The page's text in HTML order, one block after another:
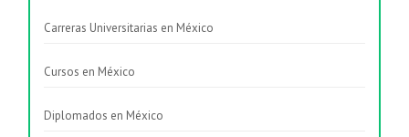
Carreras Universitarias en México
Cursos en México
Diplomados en México